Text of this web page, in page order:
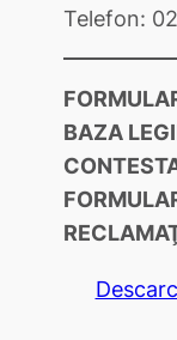
Telefon:
BAZA